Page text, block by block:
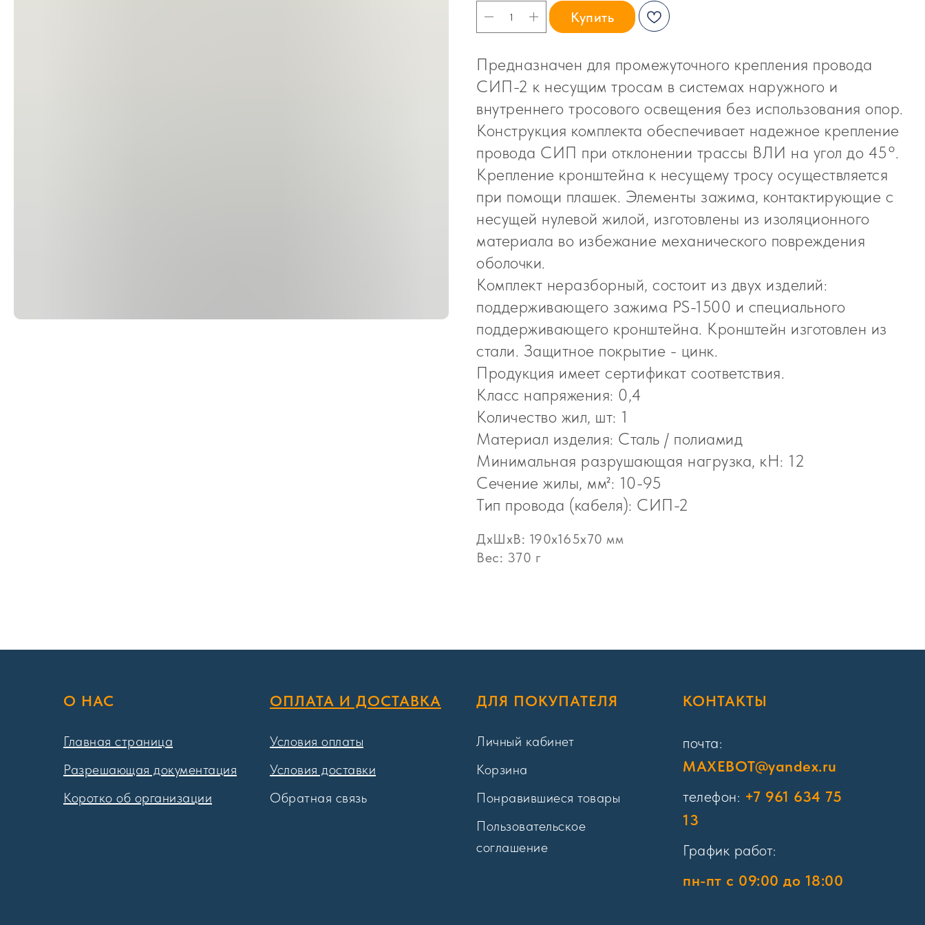
Купить
Предназначен для промежуточного крепления провода
СИП-2 к несущим тросам в системах наружного и
внутреннего тросового освещения без использования опор.
Конструкция комплекта обеспечивает надежное крепление
провода СИП при отклонении трассы ВЛИ на угол до 45°.
Крепление кронштейна к несущему тросу осуществляется
при помощи плашек. Элементы зажима, контактирующие с
несущей нулевой жилой, изготовлены из изоляционного
материала во избежание механического повреждения
оболочки.
Комплект неразборный, состоит из двух изделий:
поддерживающего зажима PS-1500 и специального
поддерживающего кронштейна. Кронштейн изготовлен из
стали. Защитное покрытие - цинк.
Продукция имеет сертификат соответствия.
Класс напряжения: 0,4
Количество жил, шт: 1
Материал изделия: Сталь / полиамид
Минимальная разрушающая нагрузка, кН: 12
Сечение жилы, мм²: 10-95
Тип провода (кабеля): СИП-2
ДxШxВ: 190x165x70 мм
Вес: 370 г
О НАС
Главная страница
Разрешающая документация
Коротко об организации
ОПЛАТА И ДОСТАВКА
Условия оплаты
Условия доставки
Обратная связь
ДЛЯ ПОКУПАТЕЛЯ
Личный кабинет
Корзина
Понравившиеся товары
Пользовательское
соглашение
КОНТАКТЫ
почта:
MAXEBOT@yandex.ru
телефон: +7 961 634 75
13
График работ:
пн-пт с 09:00 до 18:00